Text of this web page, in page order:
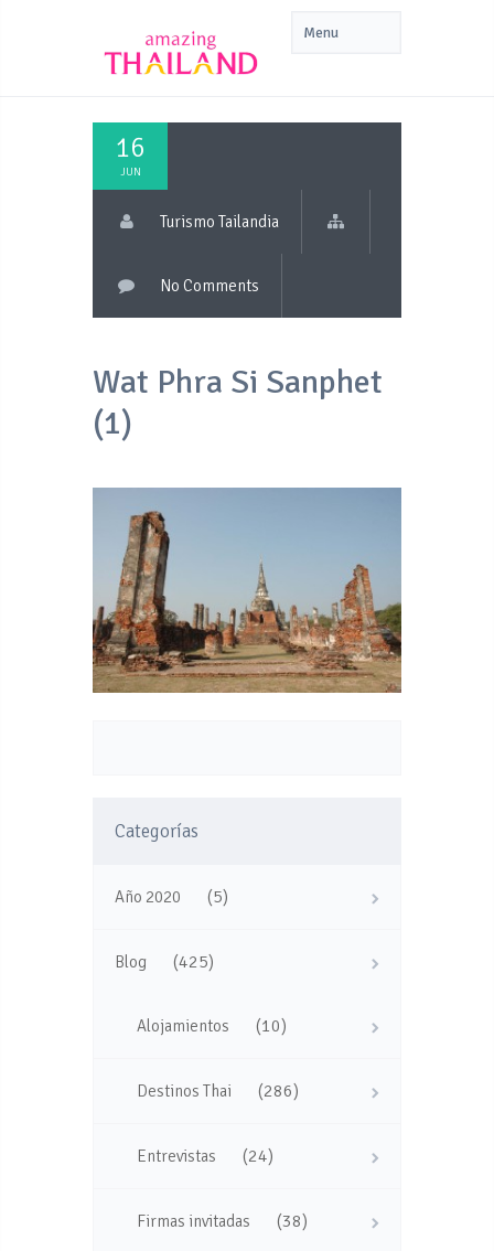
16
JUN
Turismo Tailandia
No Comments
Wat Phra Si Sanphet
(1)
Categorías
Año 2020 (5)
Blog (425)
Alojamientos (10)
Destinos Thai (286)
Entrevistas (24)
Firmas invitadas (38)